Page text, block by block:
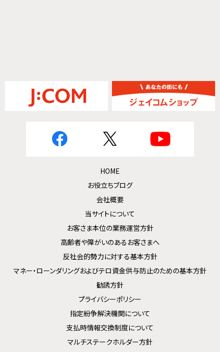
HOME
お役立ちブログ
会社概要
当サイトについて
お客さま本位の業務運営方針
高齢者や障がいのあるお客さまへ
反社会的勢力に対する基本方針
マネー・ローンダリングおよびテロ資金供与防止のための基本方針
勧誘方針
プライバシーポリシー
指定紛争解決機関について
支払時情報交換制度について
マルチステークホルダー方針